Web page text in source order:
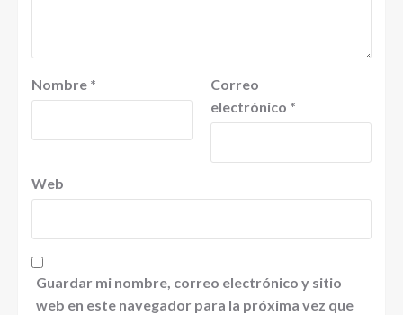
Nombre *
Correo
electrónico *
Web
Guardar mi nombre, correo electrónico y sitio
web en este navegador para la próxima vez que